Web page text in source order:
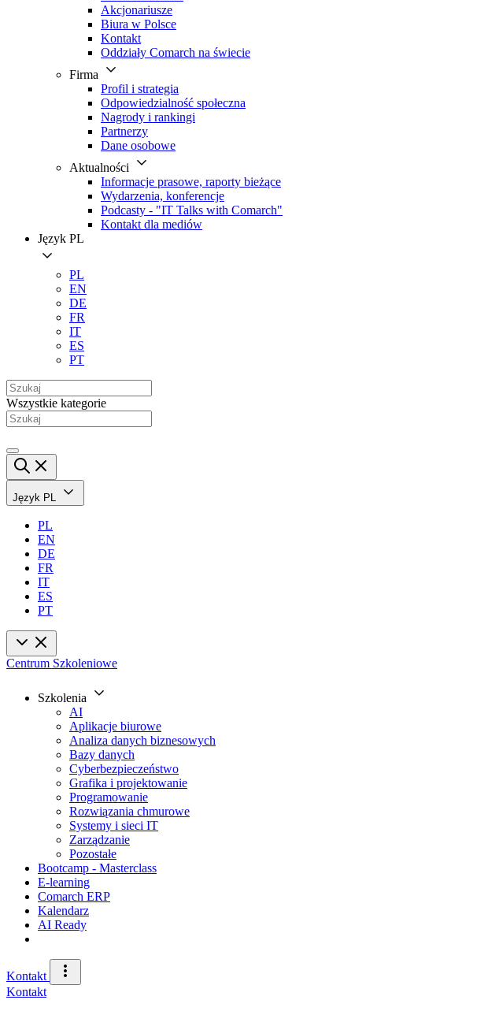
Akcjonariusze
Biura w Polsce
Kontakt
Oddziały Comarch na świecie
Firma
Profil i strategia
Odpowiedzialność społeczna
Nagrody i rankingi
Partnerzy
Dane osobowe
Aktualności
Informacje prasowe, raporty bieżące
Wydarzenia, konferencje
Podcasty - "IT Talks with Comarch"
Kontakt dla mediów
Język PL
PL
EN
DE
FR
IT
ES
PT
Wszystkie kategorie
Język PL
PL
EN
DE
FR
IT
ES
PT
Centrum Szkoleniowe
Szkolenia
AI
Aplikacje biurowe
Analiza danych biznesowych
Bazy danych
Cyberbezpieczeństwo
Grafika i projektowanie
Programowanie
Rozwiązania chmurowe
Systemy i sieci IT
Zarządzanie
Pozostałe
Bootcamp - Masterclass
E-learning
Comarch ERP
Kalendarz
AI Ready
Kontakt
Kontakt